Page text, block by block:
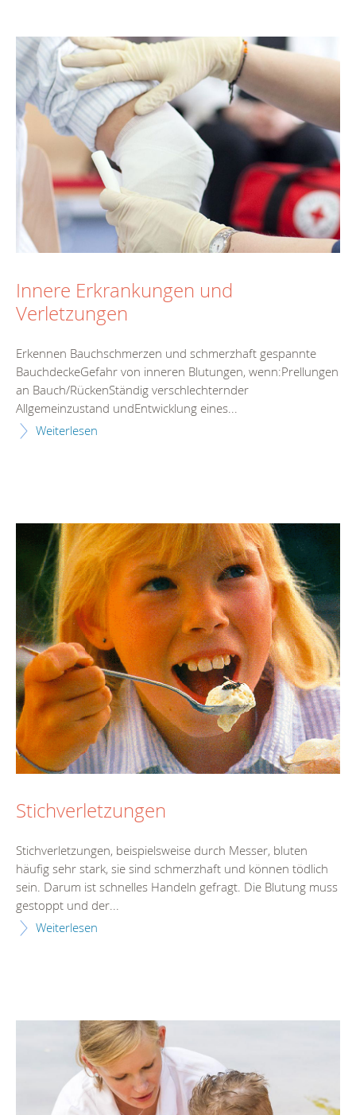
Innere Erkrankungen und
Verletzungen
Erkennen Bauchschmerzen und schmerzhaft gespannte
BauchdeckeGefahr von inneren Blutungen, wenn:Prellungen
an Bauch/RückenStändig verschlechternder
Allgemeinzustand undEntwicklung eines...
Weiterlesen
Stichverletzungen
Stichverletzungen, beispielsweise durch Messer, bluten
häufig sehr stark, sie sind schmerzhaft und können tödlich
sein. Darum ist schnelles Handeln gefragt. Die Blutung muss
gestoppt und der...
Weiterlesen